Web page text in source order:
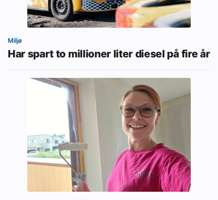
Miljø
Har spart to millioner liter diesel på fire år